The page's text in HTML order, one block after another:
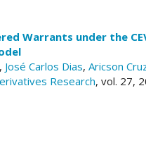
Warrants under the
, José Carlos Dias, Aricson
Research, vol. 27,